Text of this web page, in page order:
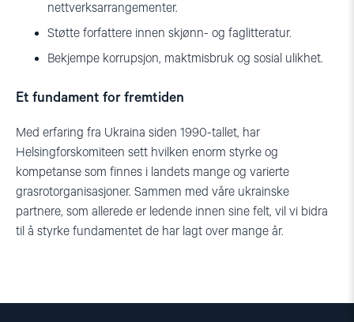
nettverksarrangementer.
Støtte forfattere innen skjønn- og faglitteratur.
Bekjempe korrupsjon, maktmisbruk og sosial ulikhet.
Et fundament for fremtiden
Med erfaring fra Ukraina siden 1990-tallet, har
Helsingforskomiteen sett hvilken enorm styrke og
kompetanse som finnes i landets mange og varierte
grasrotorganisasjoner. Sammen med våre ukrainske
partnere, som allerede er ledende innen sine felt, vil vi bidra
til å styrke fundamentet de har lagt over mange år.